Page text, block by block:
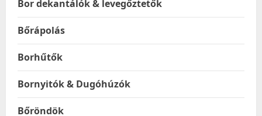
Bor dekantálók & levegőztetők
Bőrápolás
Borhűtők
Bornyitók & Dugóhúzók
Bőröndök